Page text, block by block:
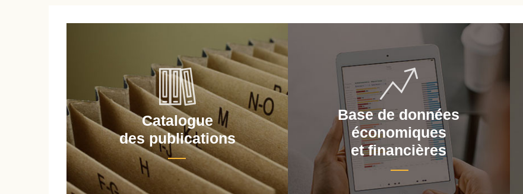
Catalogue
des publications
Base de données
économiques
et financières